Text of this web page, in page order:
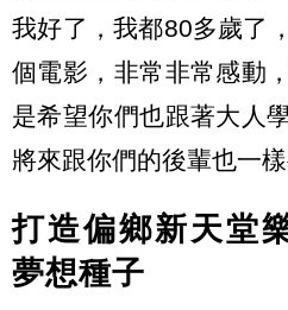
我好了，我都80多歲了
個電影，非常非常感動
是希望你們也跟著大人
將來跟你們的後輩也一樣
打造偏鄉新天堂
夢想種子